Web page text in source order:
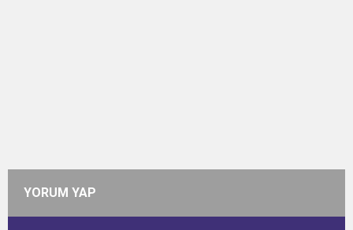
YORUM YAP